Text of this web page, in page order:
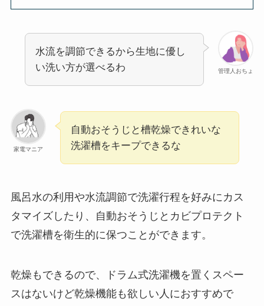
管理人おちょ
水流を調節できるから生地に優し
い洗い方が選べるわ
家電マニア
自動おそうじと槽乾燥できれいな
洗濯槽をキープできるな
風呂水の利用や水流調節で洗濯行程を好みにカス
タマイズしたり、自動おそうじとカビプロテクト
で洗濯槽を衛生的に保つことができます。
乾燥もできるので、ドラム式洗濯機を置くスペー
スはないけど乾燥機能も欲しい人におすすめで